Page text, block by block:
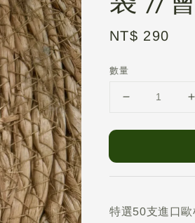
Regular
NT$ 290
數量
特選50支進口